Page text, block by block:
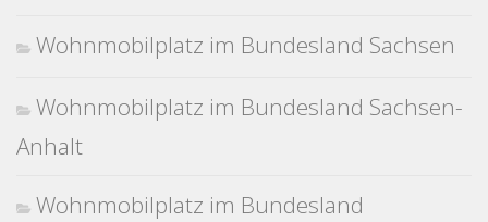
Wohnmobilplatz im Bundesland Sachsen
Wohnmobilplatz im Bundesland Sachsen-
Anhalt
Wohnmobilplatz im Bundesland